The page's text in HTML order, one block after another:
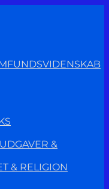
&
& RELIGION